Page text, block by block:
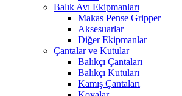
Balık Avı Ekipmanları
Makas Pense Gripper
Aksesuarlar
Diğer Ekipmanlar
Çantalar ve Kutular
Balıkçı Çantaları
Balıkçı Kutuları
Kamış Çantaları